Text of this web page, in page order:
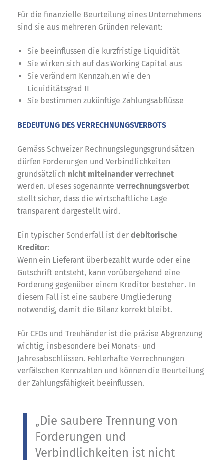
Für die finanzielle Beurteilung eines Unternehmens
sind sie aus mehreren Gründen relevant:
Sie beeinflussen die kurzfristige Liquidität
Sie wirken sich auf das Working Capital aus
Sie verändern Kennzahlen wie den
Liquiditätsgrad II
Sie bestimmen zukünftige Zahlungsabflüsse
BEDEUTUNG DES VERRECHNUNGSVERBOTS
Gemäss Schweizer Rechnungslegungsgrundsätzen
dürfen Forderungen und Verbindlichkeiten
grundsätzlich nicht miteinander verrechnet
werden. Dieses sogenannte Verrechnungsverbot
stellt sicher, dass die wirtschaftliche Lage
transparent dargestellt wird.
Ein typischer Sonderfall ist der debitorische
Kreditor:
Wenn ein Lieferant überbezahlt wurde oder eine
Gutschrift entsteht, kann vorübergehend eine
Forderung gegenüber einem Kreditor bestehen. In
diesem Fall ist eine saubere Umgliederung
notwendig, damit die Bilanz korrekt bleibt.
Für CFOs und Treuhänder ist die präzise Abgrenzung
wichtig, insbesondere bei Monats- und
Jahresabschlüssen. Fehlerhafte Verrechnungen
verfälschen Kennzahlen und können die Beurteilung
der Zahlungsfähigkeit beeinflussen.
„Die saubere Trennung von
Forderungen und
Verbindlichkeiten ist nicht